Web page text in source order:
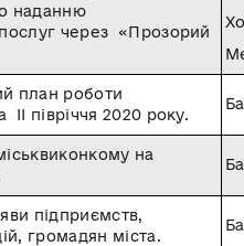
наданню
послуг через «Прозорий
план роботи
півріччя 2020 року.
на
підприємств,
громадян міста.